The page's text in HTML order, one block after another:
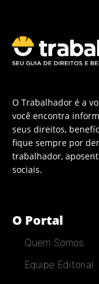
O Trabalhador é a
você encontra
seus direitos,
fique sempre por
trabalhador,
sociais.
O Portal
Quem Somos
Equipe Editorial